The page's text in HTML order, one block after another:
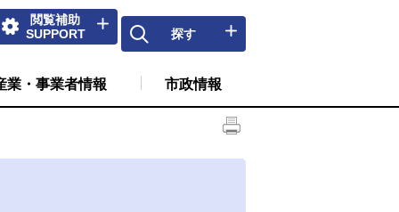
閲覧補助
SUPPORT
探す
業・事業者情報 市政情報